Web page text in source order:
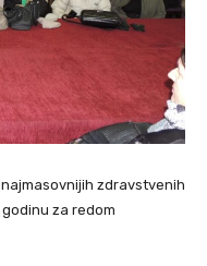
zdravstvenih
za redom